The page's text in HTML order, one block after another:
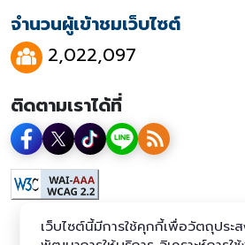
จำนวนผู้เข้าชมเว็บไซต์
2,022,097
ติดตามเราได้ที่
เว็บไซต์นี้มีการใช้คุกกี้เพื่อวัตถุประ